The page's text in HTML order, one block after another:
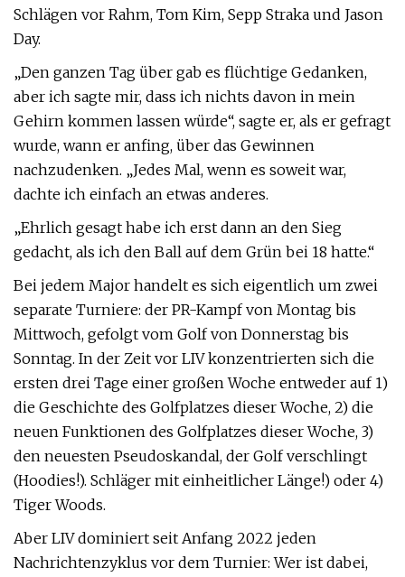
Schlägen vor Rahm, Tom Kim, Sepp Straka und Jason
Day.
„Den ganzen Tag über gab es flüchtige Gedanken,
aber ich sagte mir, dass ich nichts davon in mein
Gehirn kommen lassen würde“, sagte er, als er gefragt
wurde, wann er anfing, über das Gewinnen
nachzudenken. „Jedes Mal, wenn es soweit war,
dachte ich einfach an etwas anderes.
„Ehrlich gesagt habe ich erst dann an den Sieg
gedacht, als ich den Ball auf dem Grün bei 18 hatte.“
Bei jedem Major handelt es sich eigentlich um zwei
separate Turniere: der PR-Kampf von Montag bis
Mittwoch, gefolgt vom Golf von Donnerstag bis
Sonntag. In der Zeit vor LIV konzentrierten sich die
ersten drei Tage einer großen Woche entweder auf 1)
die Geschichte des Golfplatzes dieser Woche, 2) die
neuen Funktionen des Golfplatzes dieser Woche, 3)
den neuesten Pseudoskandal, der Golf verschlingt
(Hoodies!). Schläger mit einheitlicher Länge!) oder 4)
Tiger Woods.
Aber LIV dominiert seit Anfang 2022 jeden
Nachrichtenzyklus vor dem Turnier: Wer ist dabei,